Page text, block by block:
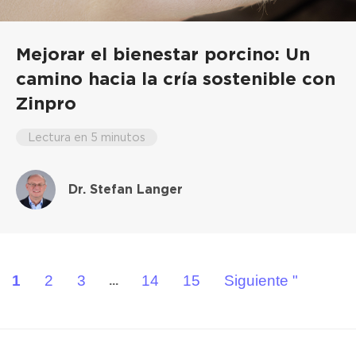
Mejorar el bienestar porcino: Un
camino hacia la cría sostenible con
Zinpro
Lectura en 5 minutos
Dr. Stefan Langer
1 2 3 ... 14 15 Siguiente "